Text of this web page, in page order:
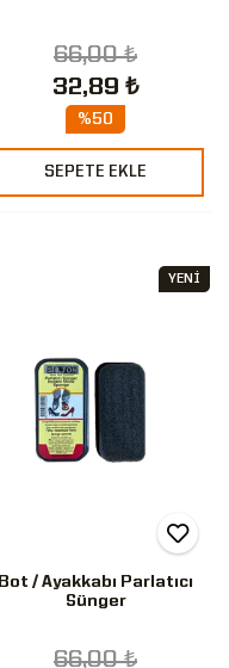
66,00 ₺
32,89 ₺
%50
SEPETE EKLE
Bot / Ayakkabı Parlatıcı
Sünger
66,00 ₺
YENİ